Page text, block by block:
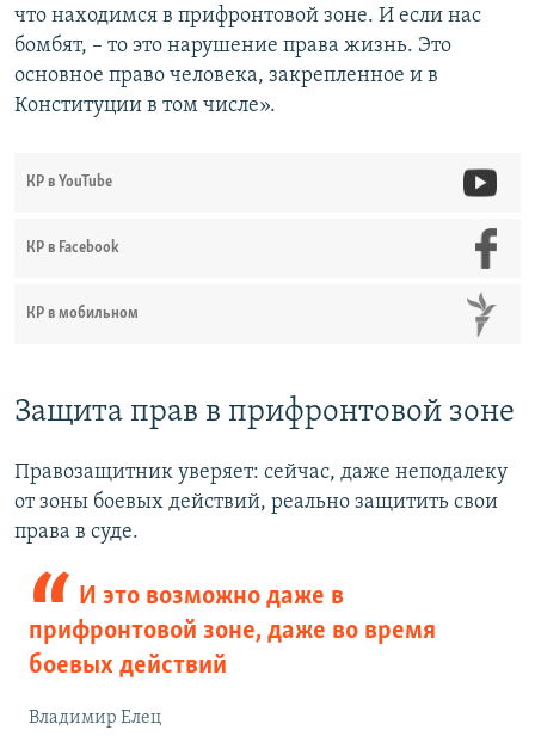
что находимся в прифронтовой зоне. И если нас
бомбят, – то это нарушение права жизнь. Это
основное право человека, закрепленное и в
Конституции в том числе».
КР в YouTube
КР в Facebook
КР в мобильном
Защита прав в прифронтовой зоне
Правозащитник уверяет: сейчас, даже неподалеку
от зоны боевых действий, реально защитить свои
права в суде.
И это возможно даже в
прифронтовой зоне, даже во время
боевых действий
Владимир Елец